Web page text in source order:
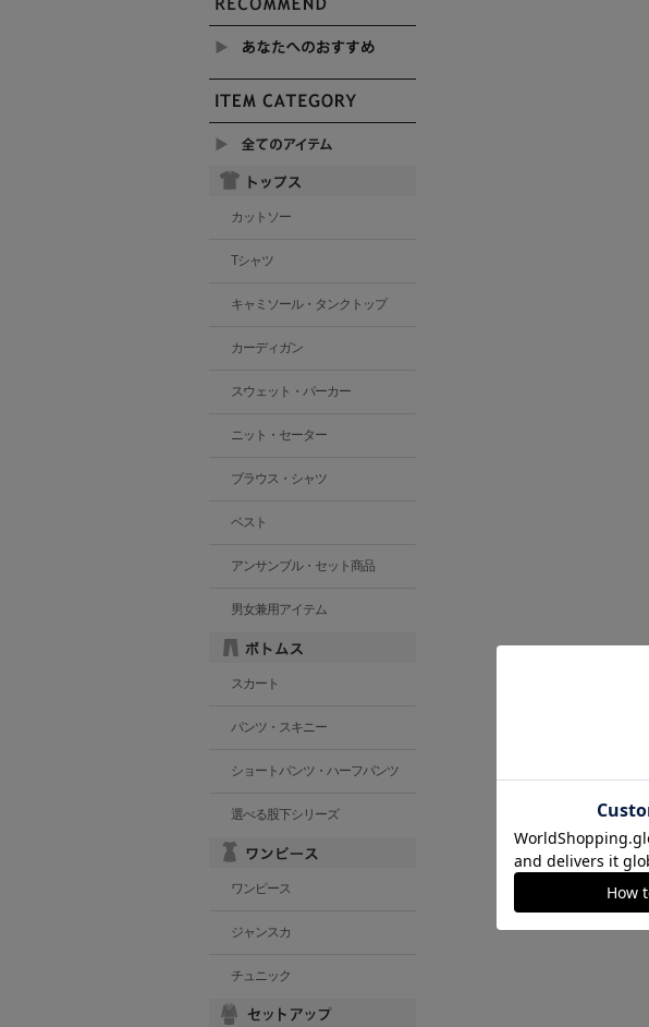
カットソー
Tシャツ
キャミソール・タンクトップ
カーディガン
スウェット・パーカー
ニット・セーター
ブラウス・シャツ
ベスト
アンサンブル・セット商品
男女兼用アイテム
スカート
パンツ・スキニー
ショートパンツ・ハーフパンツ
選べる股下シリーズ
ワンピース
ジャンスカ
チュニック